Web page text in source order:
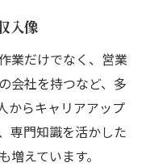
ュニケーション
外壁塗装の実態
のポイント解説
入像
業だけでなく、営業
会社を持つなど、多
からキャリアアップ
専門知識を活かした
えています。